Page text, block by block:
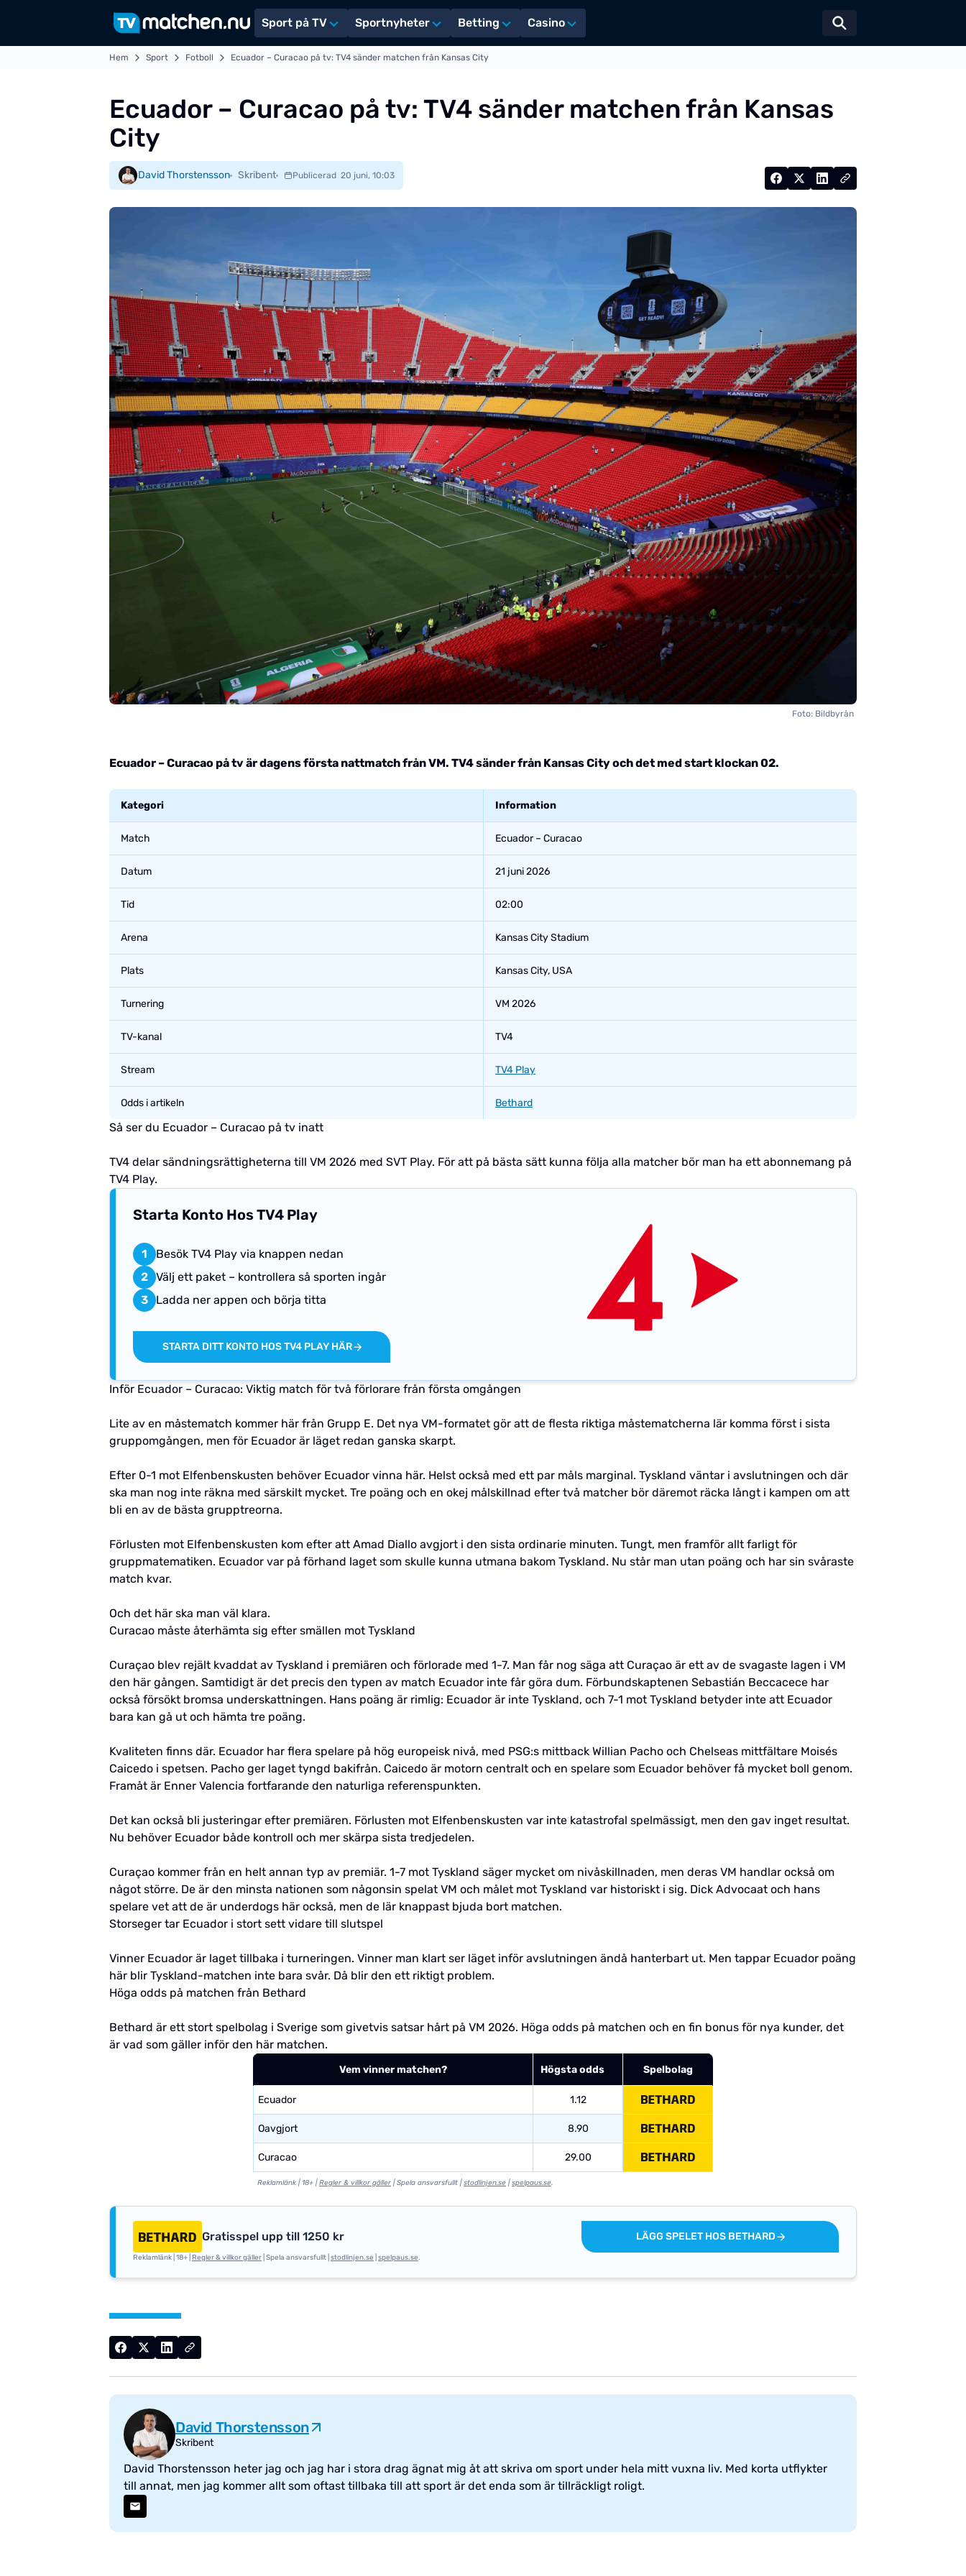
Sport på TV Sportnyheter Betting Casino Växla
Hem Sport Fotboll Ecuador – Curacao på tv: TV4 sänder matchen från Kansas City
Ecuador – Curacao på tv: TV4 sänder matchen från Kansas
City
David Thorstensson Skribent Publicerad 20 juni, 10:03
Foto: Bildbyrån
Ecuador – Curacao på tv är dagens första nattmatch från VM. TV4 sänder från Kansas City och det med start klockan 02.
Kategori Information
Match Ecuador – Curacao
Datum 21 juni 2026
Tid 02:00
Arena Kansas City Stadium
Plats Kansas City, USA
Turnering VM 2026
TV-kanal TV4
Stream TV4 Play
Odds i artikeln Bethard
Så ser du Ecuador – Curacao på tv inatt
TV4 delar sändningsrättigheterna till VM 2026 med SVT Play. För att på bästa sätt kunna följa alla matcher bör man ha ett abonnemang på
TV4 Play.
Starta Konto Hos TV4 Play
1
Besök TV4 Play via knappen nedan
2 Välj ett paket – kontrollera så sporten ingår
3
Ladda ner appen och börja titta
STARTA DITT KONTO HOS TV4 PLAY HÄR
Inför Ecuador – Curacao: Viktig match för två förlorare från första omgången
Lite av en måstematch kommer här från Grupp E. Det nya VM-formatet gör att de flesta riktiga måstematcherna lär komma först i sista
gruppomgången, men för Ecuador är läget redan ganska skarpt.
Efter 0-1 mot Elfenbenskusten behöver Ecuador vinna här. Helst också med ett par måls marginal. Tyskland väntar i avslutningen och där
ska man nog inte räkna med särskilt mycket. Tre poäng och en okej målskillnad efter två matcher bör däremot räcka långt i kampen om att
bli en av de bästa grupptreorna.
Förlusten mot Elfenbenskusten kom efter att Amad Diallo avgjort i den sista ordinarie minuten. Tungt, men framför allt farligt för
gruppmatematiken. Ecuador var på förhand laget som skulle kunna utmana bakom Tyskland. Nu står man utan poäng och har sin svåraste
match kvar.
Och det här ska man väl klara.
Curacao måste återhämta sig efter smällen mot Tyskland
Curaçao blev rejält kvaddat av Tyskland i premiären och förlorade med 1-7. Man får nog säga att Curaçao är ett av de svagaste lagen i VM
den här gången. Samtidigt är det precis den typen av match Ecuador inte får göra dum. Förbundskaptenen Sebastián Beccacece har
också försökt bromsa underskattningen. Hans poäng är rimlig: Ecuador är inte Tyskland, och 7-1 mot Tyskland betyder inte att Ecuador
bara kan gå ut och hämta tre poäng.
Kvaliteten finns där. Ecuador har flera spelare på hög europeisk nivå, med PSG:s mittback Willian Pacho och Chelseas mittfältare Moisés
Caicedo i spetsen. Pacho ger laget tyngd bakifrån. Caicedo är motorn centralt och en spelare som Ecuador behöver få mycket boll genom.
Framåt är Enner Valencia fortfarande den naturliga referenspunkten.
Det kan också bli justeringar efter premiären. Förlusten mot Elfenbenskusten var inte katastrofal spelmässigt, men den gav inget resultat.
Nu behöver Ecuador både kontroll och mer skärpa sista tredjedelen.
Curaçao kommer från en helt annan typ av premiär. 1-7 mot Tyskland säger mycket om nivåskillnaden, men deras VM handlar också om
något större. De är den minsta nationen som någonsin spelat VM och målet mot Tyskland var historiskt i sig. Dick Advocaat och hans
spelare vet att de är underdogs här också, men de lär knappast bjuda bort matchen.
Storseger tar Ecuador i stort sett vidare till slutspel
Vinner Ecuador är laget tillbaka i turneringen. Vinner man klart ser läget inför avslutningen ändå hanterbart ut. Men tappar Ecuador poäng
här blir Tyskland-matchen inte bara svår. Då blir den ett riktigt problem.
Höga odds på matchen från Bethard
Bethard är ett stort spelbolag i Sverige som givetvis satsar hårt på VM 2026. Höga odds på matchen och en fin bonus för nya kunder, det
är vad som gäller inför den här matchen.
Vem vinner matchen? Högsta odds Spelbolag
Ecuador 1.12
Oavgjort 8.90
Curacao 29.00
Reklamlänk | 18+ |Regler & villkor gäller | Spela ansvarsfullt |stodlinjen.se |spelpaus.se.
Gratisspel upp till 1250 kr LÄGG SPELET HOS BETHARD
Reklamlänk | 18+ | Regler & villkor gäller | Spela ansvarsfullt | stodlinjen.se spelpaus.se.
David Thorstensson
Skribent
David Thorstensson heter jag och jag har i stora drag ägnat mig åt att skriva om sport under hela mitt vuxna liv. Med korta utflykter
till annat, men jag kommer allt som oftast tillbaka till att sport är det enda som är tillräckligt roligt.